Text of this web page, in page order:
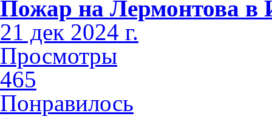
Пожар на Лермонтова в
21 дек 2024 г.
Просмотры
465
Понравилось